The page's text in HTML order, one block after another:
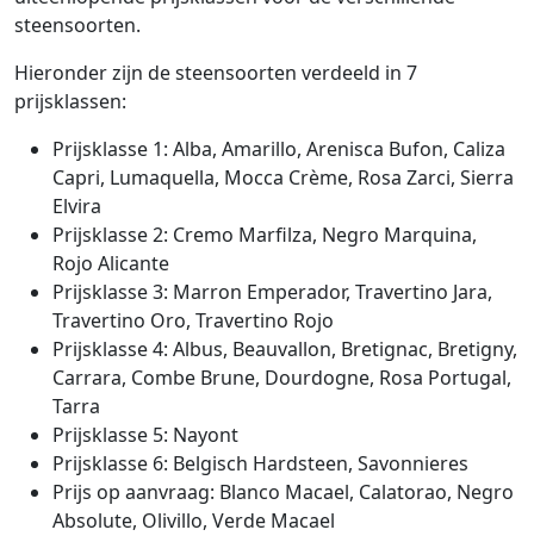
steensoorten.
Hieronder zijn de steensoorten verdeeld in 7
prijsklassen:
Prijsklasse 1: Alba, Amarillo, Arenisca Bufon, Caliza
Capri, Lumaquella, Mocca Crème, Rosa Zarci, Sierra
Elvira
Prijsklasse 2: Cremo Marfilza, Negro Marquina,
Rojo Alicante
Prijsklasse 3: Marron Emperador, Travertino Jara,
Travertino Oro, Travertino Rojo
Prijsklasse 4: Albus, Beauvallon, Bretignac, Bretigny,
Carrara, Combe Brune, Dourdogne, Rosa Portugal,
Tarra
Prijsklasse 5: Nayont
Prijsklasse 6: Belgisch Hardsteen, Savonnieres
Prijs op aanvraag: Blanco Macael, Calatorao, Negro
Absolute, Olivillo, Verde Macael